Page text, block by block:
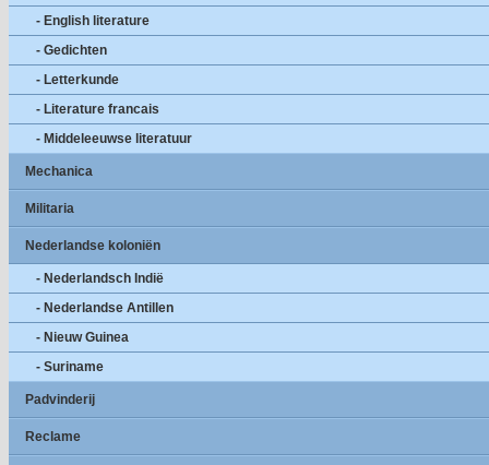
- English literature
- Gedichten
- Letterkunde
- Literature francais
- Middeleeuwse literatuur
Mechanica
Militaria
Nederlandse koloniën
- Nederlandsch Indië
- Nederlandse Antillen
- Nieuw Guinea
- Suriname
Padvinderij
Reclame